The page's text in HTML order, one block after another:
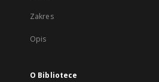
Zakres
Opis
O Bibliotece